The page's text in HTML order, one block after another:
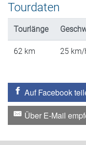
Tourdaten
Tourlänge
62 km 25 km/
Auf Facebook
Über E-Mail